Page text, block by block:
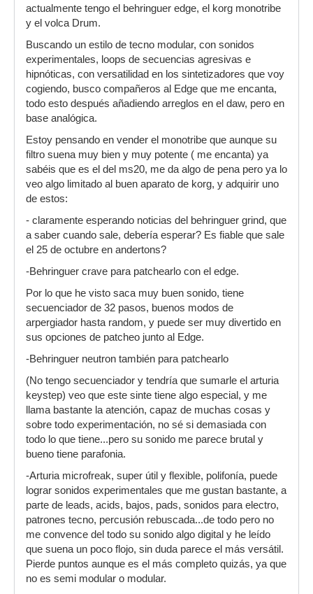
actualmente tengo el behringuer edge, el korg monotribe
y el volca Drum.
Buscando un estilo de tecno modular, con sonidos
experimentales, loops de secuencias agresivas e
hipnóticas, con versatilidad en los sintetizadores que voy
cogiendo, busco compañeros al Edge que me encanta,
todo esto después añadiendo arreglos en el daw, pero en
base analógica.
Estoy pensando en vender el monotribe que aunque su
filtro suena muy bien y muy potente ( me encanta) ya
sabéis que es el del ms20, me da algo de pena pero ya lo
veo algo limitado al buen aparato de korg, y adquirir uno
de estos:
- claramente esperando noticias del behringuer grind, que
a saber cuando sale, debería esperar? Es fiable que sale
el 25 de octubre en andertons?
-Behringuer crave para patchearlo con el edge.
Por lo que he visto saca muy buen sonido, tiene
secuenciador de 32 pasos, buenos modos de
arpergiador hasta random, y puede ser muy divertido en
sus opciones de patcheo junto al Edge.
-Behringuer neutron también para patchearlo
(No tengo secuenciador y tendría que sumarle el arturia
keystep) veo que este sinte tiene algo especial, y me
llama bastante la atención, capaz de muchas cosas y
sobre todo experimentación, no sé si demasiada con
todo lo que tiene...pero su sonido me parece brutal y
bueno tiene parafonia.
-Arturia microfreak, super útil y flexible, polifonía, puede
lograr sonidos experimentales que me gustan bastante, a
parte de leads, acids, bajos, pads, sonidos para electro,
patrones tecno, percusión rebuscada...de todo pero no
me convence del todo su sonido algo digital y he leído
que suena un poco flojo, sin duda parece el más versátil.
Pierde puntos aunque es el más completo quizás, ya que
no es semi modular o modular.